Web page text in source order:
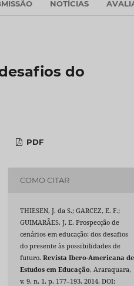
NOTÍCIAS
do
PDF
COMO CITAR
THIESEN, J. da S.; GARCEZ, E. F.;
GUIMARÃES, J. E. Prospecção de
cenários em educação: dos desafios
do presente às possibilidades de
futuro.Revista Ibero-Americana de
Estudos em Educação, Araraquara,
v. 9, n. 1, p. 177–193, 2014. DOI: